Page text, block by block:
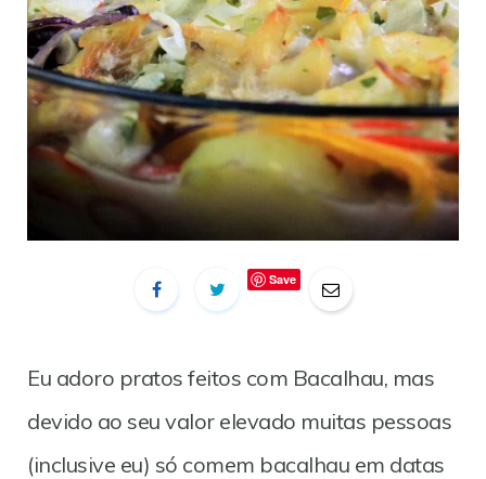
Save
Eu adoro pratos feitos com Bacalhau, mas
devido ao seu valor elevado muitas pessoas
(inclusive eu) só comem bacalhau em datas